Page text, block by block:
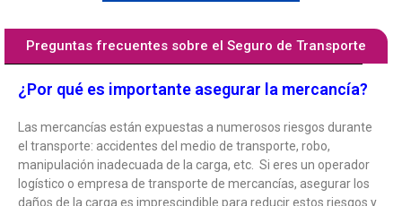
Preguntas frecuentes sobre el Seguro de Transporte
¿Por qué es importante asegurar la mercancía?
Las mercancías están expuestas a numerosos riesgos durante
el transporte: accidentes del medio de transporte, robo,
manipulación inadecuada de la carga, etc. Si eres un operador
logístico o empresa de transporte de mercancías, asegurar los
daños de la carga es imprescindible para reducir estos riesgos y